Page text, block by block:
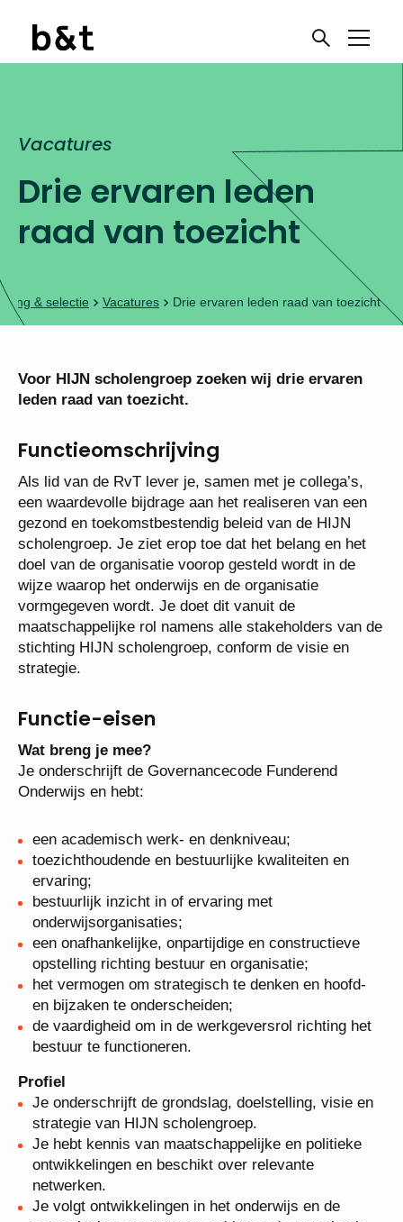
Drie ervaren leden
raad van toezicht
Vacatures
& selectie Vacatures Drie ervaren leden raad van toezicht
Voor HIJN scholengroep zoeken wij drie ervaren
leden raad van toezicht.
Functieomschrijving
Als lid van de RvT lever je, samen met je collega’s,
een waardevolle bijdrage aan het realiseren van een
gezond en toekomstbestendig beleid van de HIJN
scholengroep. Je ziet erop toe dat het belang en het
doel van de organisatie voorop gesteld wordt in de
wijze waarop het onderwijs en de organisatie
vormgegeven wordt. Je doet dit vanuit de
maatschappelijke rol namens alle stakeholders van
de stichting HIJN scholengroep, conform de visie en
strategie.
Functie-eisen
Wat breng je mee?
Je onderschrijft de Governancecode Funderend
Onderwijs en hebt:
een academisch werk- en denkniveau;
toezichthoudende en bestuurlijke kwaliteiten en
ervaring;
bestuurlijk inzicht in of ervaring met
onderwijsorganisaties;
een onafhankelijke, onpartijdige en constructieve
opstelling richting bestuur en organisatie;
het vermogen om strategisch te denken en hoofd-
en bijzaken te onderscheiden;
de vaardigheid om in de werkgeversrol richting het
bestuur te functioneren.
Profiel
Je onderschrijft de grondslag, doelstelling, visie
en strategie van HIJN scholengroep.
Je hebt kennis van maatschappelijke en politieke
ontwikkelingen en beschikt over relevante
netwerken.
Je volgt ontwikkelingen in het onderwijs en de